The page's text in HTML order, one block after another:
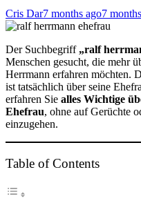
Cris Dar7 months ago7
Der Suchbegriff „ralf
Menschen gesucht, die mehr
Herrmann erfahren möchten.
ist tatsächlich über seine
erfahren Sie alles Wichtige
Ehefrau, ohne auf Gerüchte
einzugehen.
Table of Contents